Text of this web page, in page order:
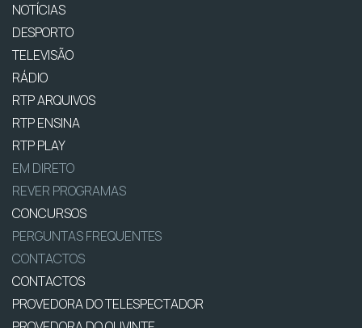
NOTÍCIAS
DESPORTO
TELEVISÃO
RÁDIO
RTP ARQUIVOS
RTP ENSINA
RTP PLAY
EM DIRETO
REVER PROGRAMAS
CONCURSOS
PERGUNTAS FREQUENTES
CONTACTOS
CONTACTOS
PROVEDORA DO TELESPECTADOR